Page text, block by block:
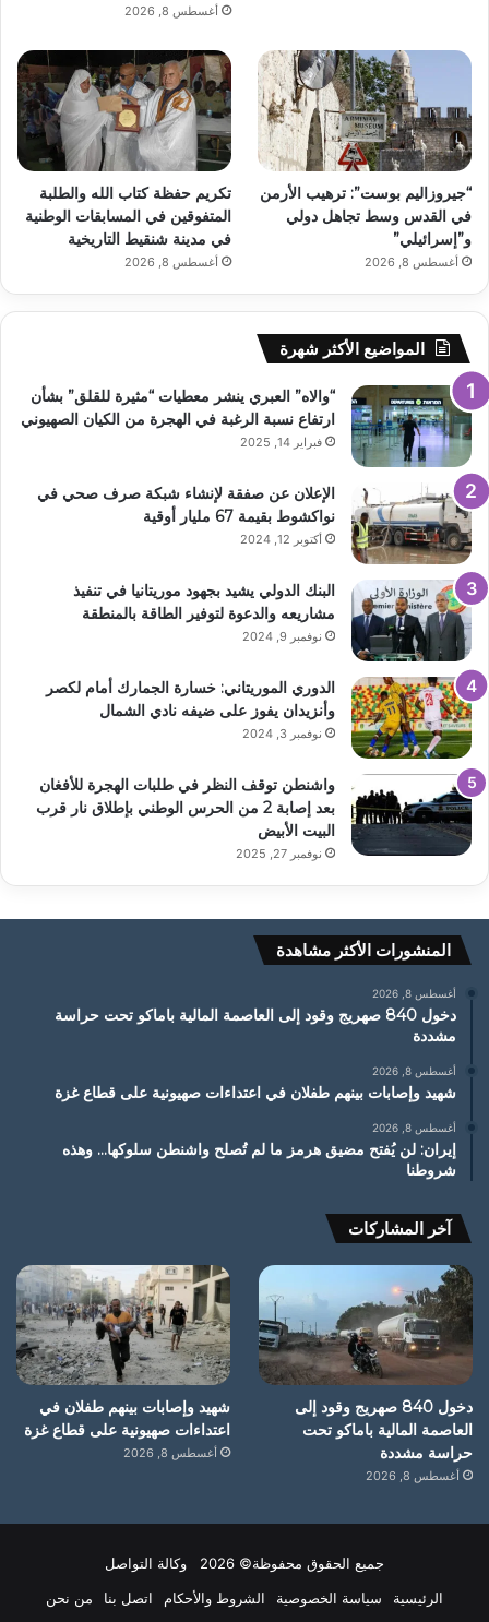
أغسطس 8, 2026
“جيروزاليم بوست”: ترهيب الأرمن
في القدس وسط تجاهل دولي
و”إسرائيلي”
أغسطس 8, 2026
تكريم حفظة كتاب الله والطلبة
المتفوقين في المسابقات الوطنية
في مدينة شنقيط التاريخية
أغسطس 8, 2026
المواضيع الأكثر شهرة
“والاه” العبري ينشر معطيات “مثيرة للقلق” بشأن
ارتفاع نسبة الرغبة في الهجرة من الكيان الصهيوني
فبراير 14, 2025
الإعلان عن صفقة لإنشاء شبكة صرف صحي في
نواكشوط بقيمة 67 مليار أوقية
أكتوبر 12, 2024
البنك الدولي يشيد بجهود موريتانيا في تنفيذ
مشاريعه والدعوة لتوفير الطاقة بالمنطقة
نوفمبر 9, 2024
الدوري الموريتاني: خسارة الجمارك أمام لكصر
وأنزيدان يفوز على ضيفه نادي الشمال
نوفمبر 3, 2024
واشنطن توقف النظر في طلبات الهجرة للأفغان
بعد إصابة 2 من الحرس الوطني بإطلاق نار قرب
البيت الأبيض
نوفمبر 27, 2025
المنشورات الأكثر مشاهدة
أغسطس 8, 2026
دخول 840 صهريج وقود إلى العاصمة المالية باماكو تحت حراسة
مشددة
أغسطس 8, 2026
شهيد وإصابات بينهم طفلان في اعتداءات صهيونية على قطاع غزة
أغسطس 8, 2026
إيران: لن يُفتح مضيق هرمز ما لم تُصلح واشنطن سلوكها… وهذه
شروطنا
آخر المشاركات
دخول 840 صهريج وقود إلى
العاصمة المالية باماكو تحت
حراسة مشددة
أغسطس 8, 2026
شهيد وإصابات بينهم طفلان في
اعتداءات صهيونية على قطاع غزة
أغسطس 8, 2026
جميع الحقوق محفوظة© 2026 وكالة التواصل
الرئيسية
سياسة الخصوصية الشروط والأحكام اتصل بنا من نحن